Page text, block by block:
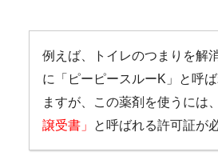
例えば、トイレのつまりを解
に「ピーピースルーK」と呼
ますが、この薬剤を使うには、
譲受書」
と呼ばれる許可証が